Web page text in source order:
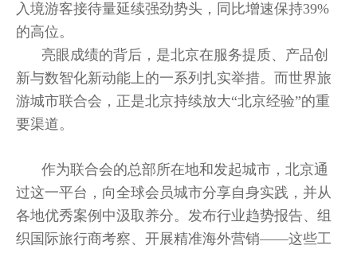
入境游客接待量延续强劲势头，同比增速保持39%
的高位。
亮眼成绩的背后，是北京在服务提质、产品创
新与数智化新动能上的一系列扎实举措。而世界旅
游城市联合会，正是北京持续放大“北京经验”的重
要渠道。
作为联合会的总部所在地和发起城市，北京通
过这一平台，向全球会员城市分享自身实践，并从
各地优秀案例中汲取养分。发布行业趋势报告、组
织国际旅行商考察、开展精准海外营销——这些工